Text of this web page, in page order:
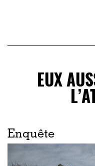
EUX
Enquête